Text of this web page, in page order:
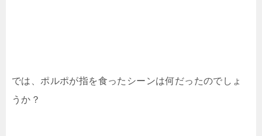
では、ポルポが指を食ったシーンは何だったのでしょ
うか？